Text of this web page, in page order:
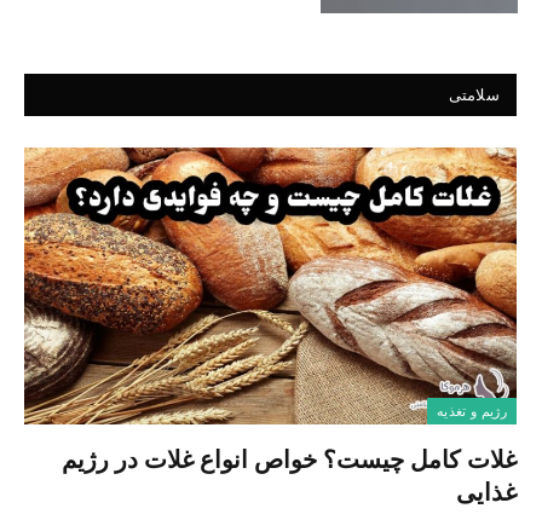
سلامتی
رژیم و تغذیه
غلات کامل چیست؟ خواص انواع غلات در رژیم
غذایی